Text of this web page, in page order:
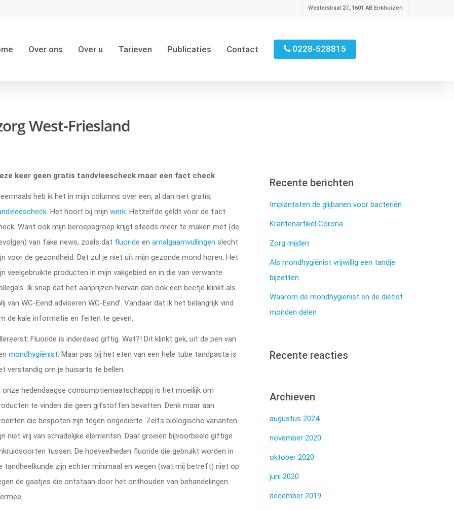
Westerstraat 27, 1601 AB Enkhuizen
Over ons Over u Tarieven Publicaties Contact 0228-528815
West-Friesland
keer geen gratis tandvleescheck maar een fact check
heb ik het in mijn columns over een, al dan niet gratis,
. Het hoort bij mijnwerk. Hetzelfde geldt voor de fact
Want ook mijn beroepsgroep krijgt steeds meer te maken met (de
van fake news, zoals dat fluoride enamalgaamvullingen slecht
voor de gezondheid. Dat zul je niet uit mijn gezonde mond horen. Het
veelgebruikte producten in mijn vakgebied en in die van verwante
Ik snap dat het aanprijzen hiervan dan ook een beetje klinkt als
van WC-Eend adviseren WC-Eend’. Vandaar dat ik het belangrijk vind
de kale informatie en feiten te geven.
Fluoride is inderdaad giftig. Wat?! Dit klinkt gek, uit de pen van
mondhygiënist. Maar pas bij het eten van een hele tube tandpasta is
verstandig om je huisarts te bellen.
onze hedendaagse consumptiemaatschappij is het moeilijk om
te vinden die geen gifstoffen bevatten. Denk maar aan
die bespoten zijn tegen ongedierte. Zelfs biologische varianten
niet vrij van schadelijke elementen. Daar groeien bijvoorbeeld giftige
tussen. De hoeveelheden fluoride die gebruikt worden in
tandheelkunde zijn echter minimaal en wegen (wat mij betreft) niet op
de gaatjes die ontstaan door het onthouden van behandelingen
Recente berichten
Implantaten de glijbanen voor bacteriën
Krantenartikel Corona
Zorg mijden
Als mondhygiënist vrijwillig een tandje
bijzetten
Waarom de mondhygiënist en de diëtist
monden delen
Recente reacties
Archieven
augustus 2024
november 2020
oktober 2020
juni 2020
december 2019